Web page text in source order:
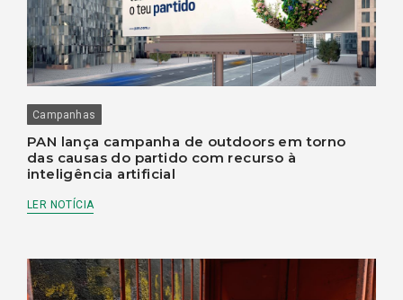
Campanhas
PAN lança campanha de outdoors em torno
das causas do partido com recurso à
inteligência artificial
LER NOTÍCIA